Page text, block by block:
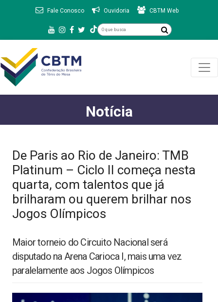
Fale Conosco Ouvidoria CBTM Web
Notícia
De Paris ao Rio de Janeiro: TMB
Platinum – Ciclo II começa nesta
quarta, com talentos que já
brilharam ou querem brilhar nos
Jogos Olímpicos
Maior torneio do Circuito Nacional será
disputado na Arena Carioca I, mais uma vez
paralelamente aos Jogos Olímpicos